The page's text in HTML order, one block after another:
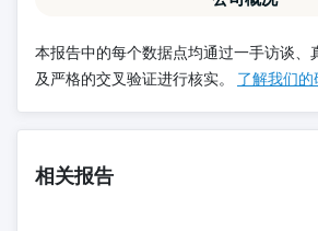
本报告中的每个数据点均通过一手访谈、
及严格的交叉验证进行核实。 了解我们
相关报告